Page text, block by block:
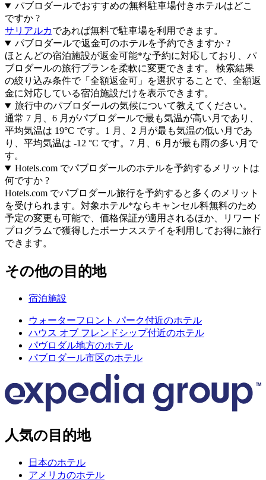
パブロダールでおすすめの無料駐車場付きホテルはどこ
ですか ?
サリアルカであれば無料で駐車場を利用できます。
パブロダールで返金可のホテルを予約できますか ?
ほとんどの宿泊施設が返金可能*な予約に対応しており、パ
ブロダールの旅行プランを柔軟に変更できます。 検索結果
の絞り込み条件で「全額返金可」を選択することで、全額返
金に対応している宿泊施設だけを表示できます。
旅行中のパブロダールの気候について教えてください。
通常 7 月、6 月がパブロダールで最も気温が高い月であり、
平均気温は 19°C です。1 月、2 月が最も気温の低い月であ
り、平均気温は -12 °C です。7 月、6 月が最も雨の多い月で
す。
Hotels.com でパブロダールのホテルを予約するメリットは
何ですか ?
Hotels.com でパブロダール旅行を予約すると多くのメリット
を受けられます。対象ホテル*ならキャンセル料無料のため
予定の変更も可能で、価格保証が適用されるほか、リワード
プログラムで獲得したボーナスステイを利用してお得に旅行
できます。
その他の目的地
宿泊施設
ウォーターフロント パーク付近のホテル
ハウス オブ フレンドシップ付近のホテル
パヴロダル地方のホテル
パブロダール市区のホテル
人気の目的地
日本のホテル
アメリカのホテル